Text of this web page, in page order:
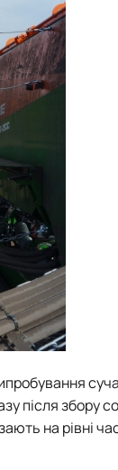
після збору
на рівні